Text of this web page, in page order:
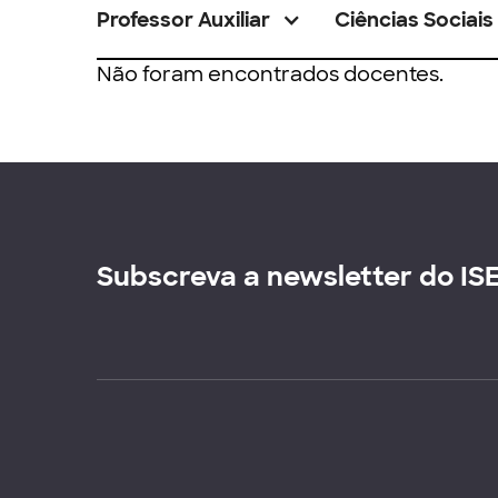
Professor Auxiliar Ciências Sociais
Não foram encontrados docentes.
Subscreva a newsletter do